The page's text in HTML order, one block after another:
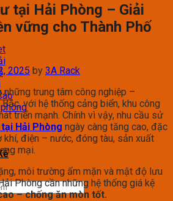
tại Hải Phòng – Giải
vững cho Thành Phố
2025 by 3A Rack
trung tâm công nghiệp –
với hệ thống cảng biển, khu công
triển mạnh. Chính vì vậy, nhu cầu sử
Hải Phòng ngày càng tăng cao, đặc
khí, điện – nước, đóng tàu, sản xuất
mại.
môi trường ẩm mặn và mật độ lưu
Phòng cần những hệ thống giá kệ
– chống ăn mòn tốt.